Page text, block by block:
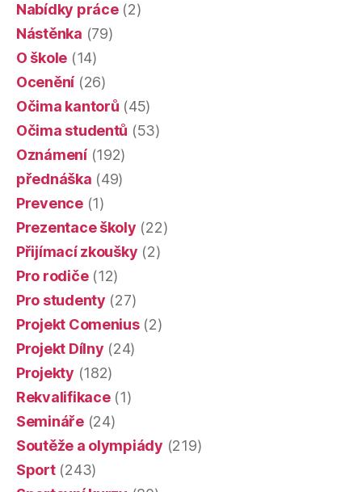
Nabídky práce(2)
Nástěnka (79)
O škole (14)
Ocenění (26)
Očima kantorů (45)
Očima studentů (53)
Oznámení(192)
přednáška (49)
Prevence(1)
Prezentace školy (22)
Přijímací zkoušky (2)
Pro rodiče(12)
Pro studenty (27)
Projekt Comenius(2)
Projekt Dílny (24)
Projekty (182)
Rekvalifikace(1)
Semináře(24)
Soutěže a olympiády (219)
Sport(243)